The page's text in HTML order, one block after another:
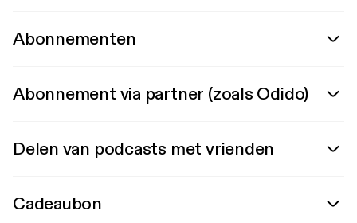
Abonnementen
Abonnement via partner (zoals Odido)
Delen van podcasts met vrienden
Cadeaubon